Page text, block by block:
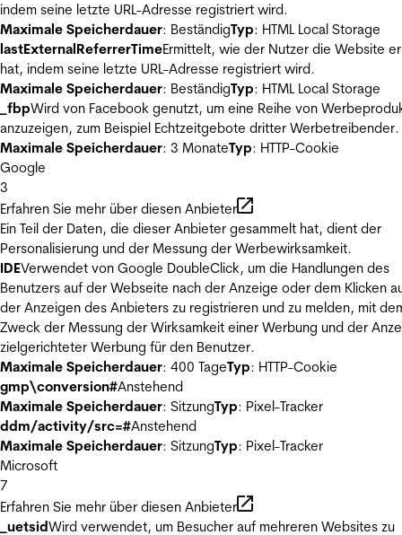
indem seine letzte URL-Adresse registriert wird.
Maximale Speicherdauer: BeständigTyp: HTML Local Storage
lastExternalReferrerTimeErmittelt, wie der Nutzer die Website
hat, indem seine letzte URL-Adresse registriert wird.
Maximale Speicherdauer: BeständigTyp: HTML Local Storage
_fbpWird von Facebook genutzt, um eine Reihe von
anzuzeigen, zum Beispiel Echtzeitgebote dritter Werbetreibender.
Maximale Speicherdauer: 3 MonateTyp: HTTP-Cookie
Google
3
Erfahren Sie mehr über diesen Anbieter
Ein Teil der Daten, die dieser Anbieter gesammelt hat, dient der
Personalisierung und der Messung der Werbewirksamkeit.
IDEVerwendet von Google DoubleClick, um die Handlungen des
Benutzers auf der Webseite nach der Anzeige oder dem Klicken
der Anzeigen des Anbieters zu registrieren und zu melden, mit
Zweck der Messung der Wirksamkeit einer Werbung und der
zielgerichteter Werbung für den Benutzer.
Maximale Speicherdauer: 400 TageTyp: HTTP-Cookie
gmp\conversion#Anstehend
Maximale Speicherdauer: SitzungTyp: Pixel-Tracker
ddm/activity/src=#Anstehend
Maximale Speicherdauer: SitzungTyp: Pixel-Tracker
Microsoft
7
Erfahren Sie mehr über diesen Anbieter
_uetsidWird verwendet, um Besucher auf mehreren Websites zu